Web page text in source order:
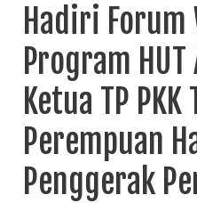
Hadiri Forum
Program HUT
Ketua TP
Perempuan
Penggerak